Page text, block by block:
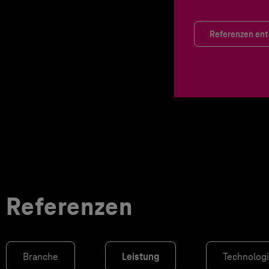
Referenzen
Referenzen
Branche Leistung